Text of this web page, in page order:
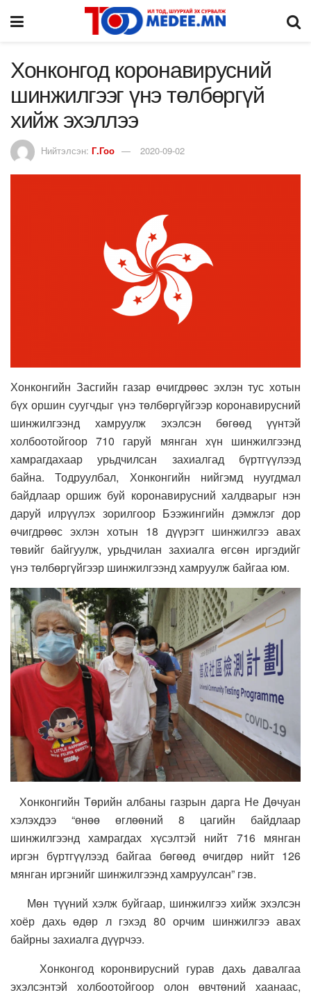
Хонконгод коронавирусний
шинжилгээг үнэ төлбөргүй
хийж эхэллээ
Нийтэлсэн: Г.Гоо 2020-09-02
Хонконгийн Засгийн газар өчигдрөөс эхлэн тус хотын
бүх оршин суугчдыг үнэ төлбөргүйгээр коронавирусний
шинжилгээнд хамруулж эхэлсэн бөгөөд үүнтэй
холбоотойгоор 710 гаруй мянган хүн шинжилгээнд
хамрагдахаар урьдчилсан захиалгад бүртгүүлээд
байна. Тодруулбал, Хонконгийн нийгэмд нуугдмал
байдлаар оршиж буй коронавирусний халдварыг нэн
даруй илрүүлэх зорилгоор Бээжингийн дэмжлэг дор
өчигдрөөс эхлэн хотын 18 дүүрэгт шинжилгээ авах
төвийг байгуулж, урьдчилан захиалга өгсөн иргэдийг
үнэ төлбөргүйгээр шинжилгээнд хамруулж байгаа юм.
Хонконгийн Төрийн албаны газрын дарга Не Дөчуан
хэлэхдээ “өнөө өглөөний 8 цагийн байдлаар
шинжилгээнд хамрагдах хүсэлтэй нийт 716 мянган
иргэн бүртгүүлээд байгаа бөгөөд өчигдөр нийт 126
мянган иргэнийг шинжилгээнд хамруулсан” гэв.
Мөн түүний хэлж буйгаар, шинжилгээ хийж эхэлсэн
хоёр дахь өдөр л гэхэд 80 орчим шинжилгээ авах
байрны захиалга дүүрчээ.
Хонконгод коронвирусний гурав дахь давалгаа
эхэлсэнтэй холбоотойгоор олон өвчтөний хаанаас,